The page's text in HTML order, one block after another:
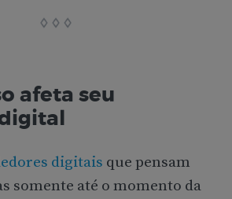
afeta seu
digitais que pensam
somente até o momento da